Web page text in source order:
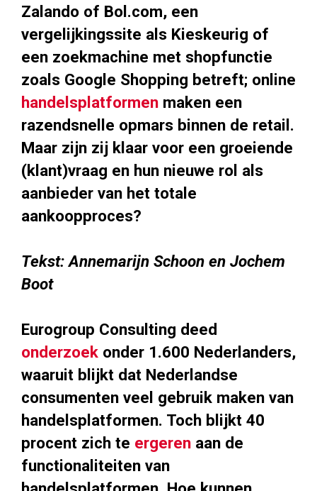
Zalando of Bol.com, een
vergelijkingssite als Kieskeurig of
een zoekmachine met shopfunctie
zoals Google Shopping betreft; online
handelsplatformen maken een
razendsnelle opmars binnen de retail.
Maar zijn zij klaar voor een groeiende
(klant)vraag en hun nieuwe rol als
aanbieder van het totale
aankoopproces?
Tekst: Annemarijn Schoon en Jochem
Boot
Eurogroup Consulting deed
onderzoek onder 1.600 Nederlanders,
waaruit blijkt dat Nederlandse
consumenten veel gebruik maken van
handelsplatformen. Toch blijkt 40
procent zich te ergeren aan de
functionaliteiten van